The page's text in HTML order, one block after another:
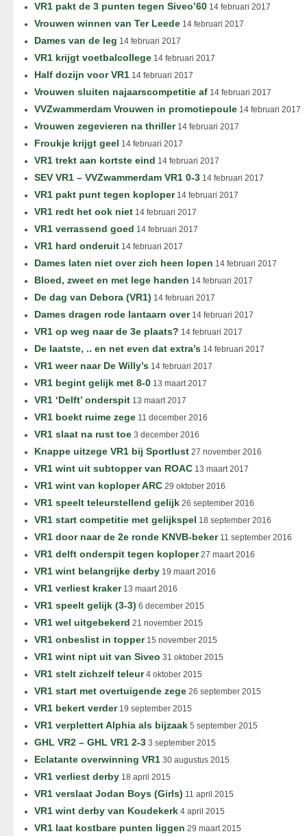
VR1 pakt de 3 punten tegen Siveo’60 14 februari 2017
Vrouwen winnen van Ter Leede 14 februari 2017
Dames van de leg 14 februari 2017
VR1 krijgt voetbalcollege 14 februari 2017
Half dozijn voor VR1 14 februari 2017
Vrouwen sluiten najaarscompetitie af 14 februari 2017
VVZwammerdam Vrouwen in promotiepoule 14 februari 2017
Vrouwen zegevieren na thriller14 februari 2017
Froukje krijgt geel 14 februari 2017
VR1 trekt aan kortste eind 14 februari 2017
SEV VR1 – VVZwammerdam VR1 0-3 14 februari 2017
VR1 pakt punt tegen koploper14 februari 2017
VR1 redt het ook niet 14 februari 2017
VR1 verrassend goed 14 februari 2017
VR1 hard onderuit 14 februari 2017
Dames laten niet over zich heen lopen 14 februari 2017
Bloed, zweet en met lege handen 14 februari 2017
De dag van Debora (VR1) 14 februari 2017
Dames dragen rode lantaarn over14 februari 2017
VR1 op weg naar de 3e plaats? 14 februari 2017
De laatste, .. en net even dat extra’s 14 februari 2017
VR1 weer naar De Willy’s 14 februari 2017
VR1 begint gelijk met 8-0 13 maart 2017
VR1 ‘Delft’ onderspit 13 maart 2017
VR1 boekt ruime zege 11 december 2016
VR1 slaat na rust toe 3 december 2016
Knappe uitzege VR1 bij Sportlust 27 november 2016
VR1 wint uit subtopper van ROAC 13 maart 2017
VR1 wint van koploper ARC 29 oktober 2016
VR1 speelt teleurstellend gelijk 26 september 2016
VR1 start competitie met gelijkspel 18 september 2016
VR1 door naar de 2e ronde KNVB-beker11 september 2016
VR1 delft onderspit tegen koploper27 maart 2016
VR1 wint belangrijke derby 19 maart 2016
VR1 verliest kraker13 maart 2016
VR1 speelt gelijk (3-3) 6 december 2015
VR1 wel uitgebekerd 21 november 2015
VR1 onbeslist in topper15 november 2015
VR1 wint nipt uit van Siveo 31 oktober 2015
VR1 stelt zichzelf teleur4 oktober 2015
VR1 start met overtuigende zege 26 september 2015
VR1 bekert verder19 september 2015
VR1 verplettert Alphia als bijzaak 5 september 2015
GHL VR2 – GHL VR1 2-3 3 september 2015
Eclatante overwinning VR1 30 augustus 2015
VR1 verliest derby 18 april 2015
VR1 verslaat Jodan Boys (Girls) 11 april 2015
VR1 wint derby van Koudekerk 4 april 2015
VR1 laat kostbare punten liggen 29 maart 2015